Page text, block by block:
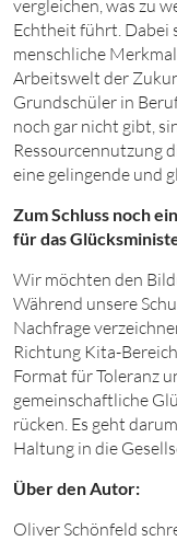
vergleichen, was zu
Echtheit führt.
menschliche
Arbeitswelt der
Grundschüler in
noch gar nicht gibt,
Ressourcennutzung
eine gelingende und
Zum Schluss noch
für das
Wir möchten den
Während unsere
Nachfrage
Richtung Kita-
Format für Toleranz
gemeinschaftliche
rücken. Es geht
Haltung in die
Über den Autor:
Oliver Schönfeld